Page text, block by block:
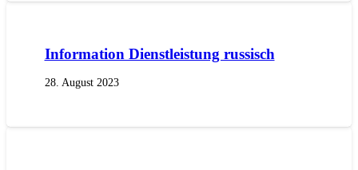
Information Dienstleistung russisch
28. August 2023